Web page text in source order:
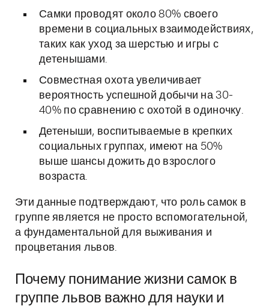
Самки проводят около 80% своего
времени в социальных взаимодействиях,
таких как уход за шерстью и игры с
детенышами.
Совместная охота увеличивает
вероятность успешной добычи на 30-
40% по сравнению с охотой в одиночку.
Детеныши, воспитываемые в крепких
социальных группах, имеют на 50%
выше шансы дожить до взрослого
возраста.
Эти данные подтверждают, что роль самок в
группе является не просто вспомогательной,
а фундаментальной для выживания и
процветания львов.
Почему понимание жизни самок в
группе львов важно для науки и